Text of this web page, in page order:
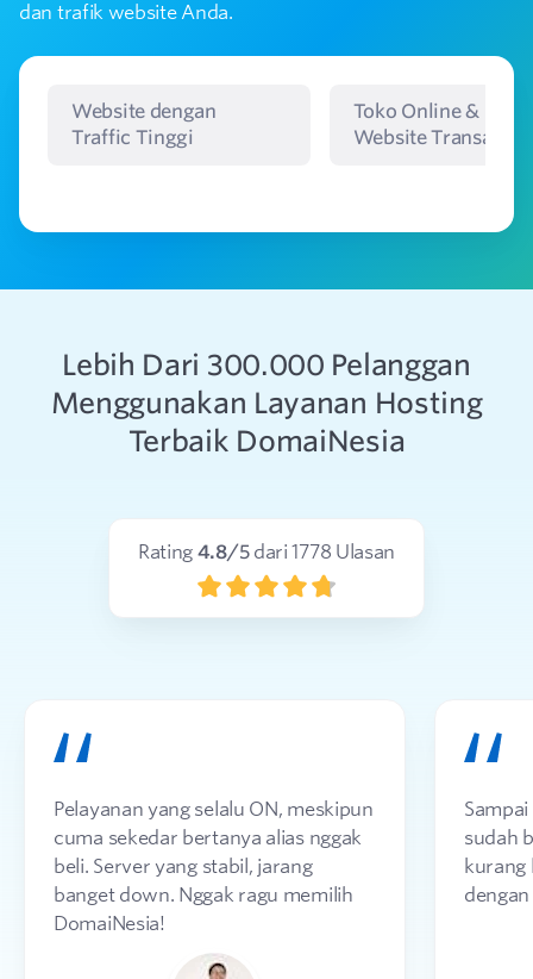
dan trafik website Anda.
Website dengan
Traffic Tinggi
Toko Online &
Website Transaksi
Lebih Dari 300.000 Pelanggan
Menggunakan Layanan Hosting
Terbaik DomaiNesia
Rating 4.8/5dari1778 Ulasan
Pelayanan yang selalu ON, meskipun
cuma sekedar bertanya alias nggak
beli. Server yang stabil, jarang
banget down. Nggak ragu memilih
DomaiNesia!
sudah
kurang